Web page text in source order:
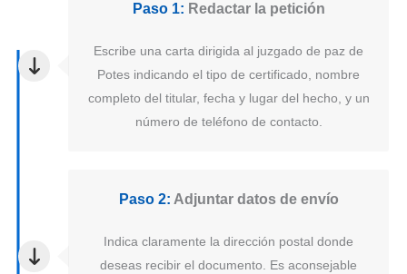
Paso 1: Redactar la petición
Escribe una carta dirigida al juzgado de paz de
Potes indicando el tipo de certificado, nombre
completo del titular, fecha y lugar del hecho, y un
número de teléfono de contacto.
Paso 2: Adjuntar datos de envío
Indica claramente la dirección postal donde
deseas recibir el documento. Es aconsejable